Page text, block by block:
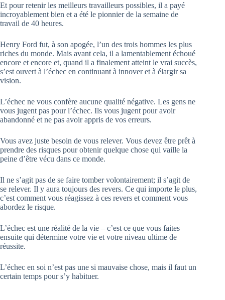
Et pour retenir les meilleurs travailleurs possibles, il a payé
incroyablement bien et a été le pionnier de la semaine de
travail de 40 heures.
Henry Ford fut, à son apogée, l’un des trois hommes les plus
riches du monde. Mais avant cela, il a lamentablement échoué
encore et encore et, quand il a finalement atteint le vrai succès,
s’est ouvert à l’échec en continuant à innover et à élargir sa
vision.
L’échec ne vous confère aucune qualité négative. Les gens ne
vous jugent pas pour l’échec. Ils vous jugent pour avoir
abandonné et ne pas avoir appris de vos erreurs.
Vous avez juste besoin de vous relever. Vous devez être prêt à
prendre des risques pour obtenir quelque chose qui vaille la
peine d’être vécu dans ce monde.
Il ne s’agit pas de se faire tomber volontairement; il s’agit de
se relever. Il y aura toujours des revers. Ce qui importe le plus,
c’est comment vous réagissez à ces revers et comment vous
abordez le risque.
L’échec est une réalité de la vie – c’est ce que vous faites
ensuite qui détermine votre vie et votre niveau ultime de
réussite.
L’échec en soi n’est pas une si mauvaise chose, mais il faut un
certain temps pour s’y habituer.